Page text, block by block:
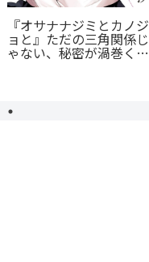
『オサナナジミとカノジ
ョと』ただの三角関係じ
ゃない、秘密が渦巻くセ
クシーサスペンスの魅力